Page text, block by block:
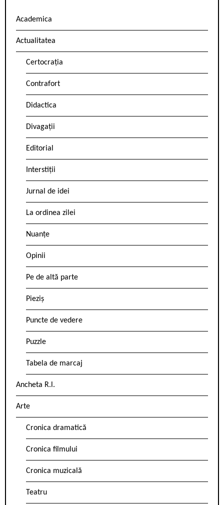
Academica
Actualitatea
Certocrația
Contrafort
Didactica
Divagații
Editorial
Interstiții
Jurnal de idei
La ordinea zilei
Nuanțe
Opinii
Pe de altă parte
Pieziș
Puncte de vedere
Puzzle
Tabela de marcaj
Ancheta R.l.
Arte
Cronica dramatică
Cronica filmului
Cronica muzicală
Teatru